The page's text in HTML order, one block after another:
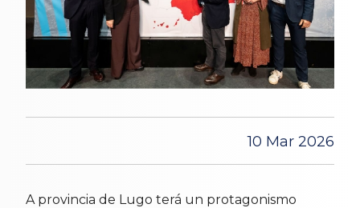
10 Mar 2026
A provincia de Lugo terá un protagonismo